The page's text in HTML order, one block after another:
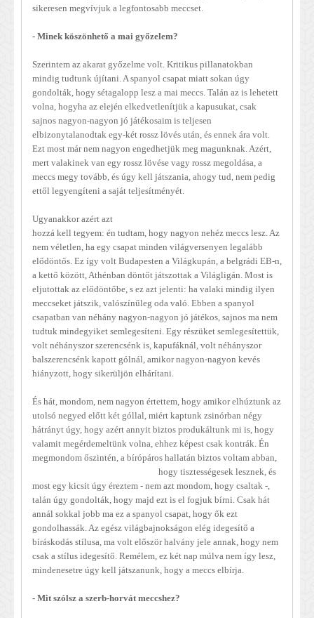
sikeresen megvívjuk a legfontosabb meccset.
- Minek köszönhető a mai győzelem?
Szerintem az akarat győzelme volt. Kritikus pillanatokban
mindig tudtunk újítani. A spanyol csapat miatt sokan úgy
gondolták, hogy sétagalopp lesz a mai meccs. Talán az is lehetett
volna, hogyha az elején elkedvetlenítjük a kapusukat, csak
sajnos nagyon-nagyon jó játékosaim is teljesen
elbizonytalanodtak egy-két rossz lövés után, és ennek ára volt.
Ezt most már nem nagyon engedhetjük meg magunknak. Azért,
mert valakinek van egy rossz lövése vagy rossz megoldása, a
meccs megy tovább, és úgy kell játszania, ahogy tud, nem pedig
ettől legyengíteni a saját teljesítményét.
Ugyanakkor azért azt
hozzá kell tegyem: én tudtam, hogy nagyon nehéz meccs lesz. Az
nem véletlen, ha egy csapat minden világversenyen legalább
elődöntős. Ez így volt Budapesten a Világkupán, a belgrádi EB-n,
a kettő között, Athénban döntőt játszottak a Világligán. Most is
eljutottak az elődöntőbe, s ez azt jelenti: ha valaki mindig ilyen
meccseket játszik, valószínűleg oda való. Ebben a spanyol
csapatban van néhány nagyon-nagyon jó játékos, sajnos ma nem
tudtuk mindegyiket semlegesíteni. Egy részüket semlegesítettük,
volt néhányszor szerencsénk is, kapufáknál, volt néhányszor
balszerencsénk kapott gólnál, amikor nagyon-nagyon kevés
hiányzott, hogy sikerüljön elhárítani.
És hát, mondom, nem nagyon értettem, hogy amikor elhúztunk az
utolsó negyed előtt két góllal, miért kaptunk zsinórban négy
hátrányt úgy, hogy azért annyit biztos produkáltunk mi is, hogy
valamit megérdemeltünk volna, ehhez képest csak kontrák. Én
megmondom őszintén, a bírópáros hallatán biztos voltam abban,
hogy tisztességesek lesznek, és
most egy kicsit úgy éreztem - nem azt mondom, hogy csaltak -,
talán úgy gondolták, hogy majd ezt is el fogjuk bírni. Csak hát
annál sokkal jobb ma ez a spanyol csapat, hogy ők ezt
gondolhassák. Az egész világbajnokságon elég idegesítő a
bíráskodás stílusa, ma volt először halvány jele annak, hogy nem
csak a stílus idegesítő. Remélem, ez két nap múlva nem így lesz,
mindenesetre úgy kell játszanunk, hogy a meccs elbírja.
- Mit szólsz a szerb-horvát meccshez?